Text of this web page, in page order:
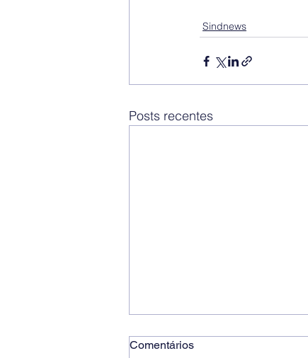
Sindnews
Posts recentes
Comentários